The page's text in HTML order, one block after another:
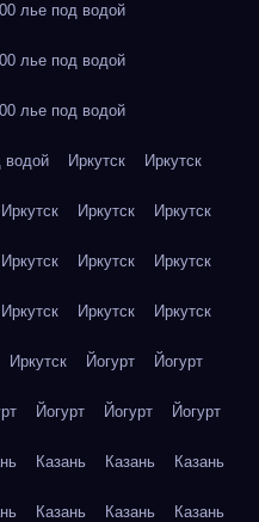
лье под водой
лье под водой
лье под водой
Иркутск Иркутск
Иркутск Иркутск Иркутск
Иркутск Иркутск Иркутск
Иркутск Иркутск Иркутск
Иркутск Йогурт Йогурт
Йогурт Йогурт Йогурт
Казань Казань Казань
Казань Казань Казань